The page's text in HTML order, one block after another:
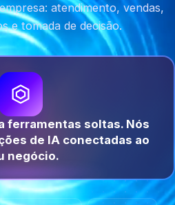
atendimento, vendas,
e tomada de decisão.
ferramentas soltas. Nós
de IA conectadas ao
negócio.